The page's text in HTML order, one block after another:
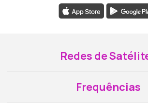
Redes de
Frequências